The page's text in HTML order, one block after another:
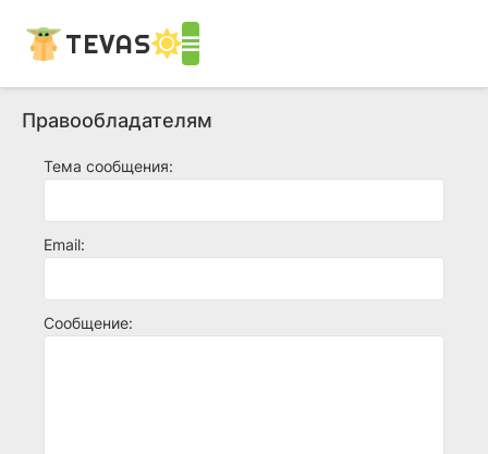
TEVAS
Правообладателям
Тема сообщения:
Email:
Сообщение: